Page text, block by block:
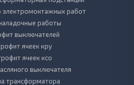
электромонтажных работ
работы
выключателей
ячеек кру
ячеек ксо
выключателя
трансформатора